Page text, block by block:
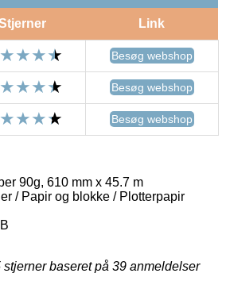
Link
Besøg webshop
Besøg webshop
Besøg webshop
90g, 610 mm x 45.7 m
/ Papir og blokke / Plotterpapir
stjerner baseret på 39 anmeldelser